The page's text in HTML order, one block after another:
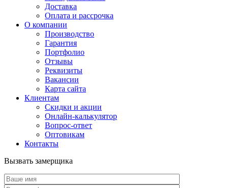
Доставка
Оплата и рассрочка
О компании
Производство
Гарантия
Портфолио
Отзывы
Реквизиты
Вакансии
Карта сайта
Клиентам
Скидки и акции
Онлайн-калькулятор
Вопрос-ответ
Оптовикам
Контакты
Вызвать замерщика